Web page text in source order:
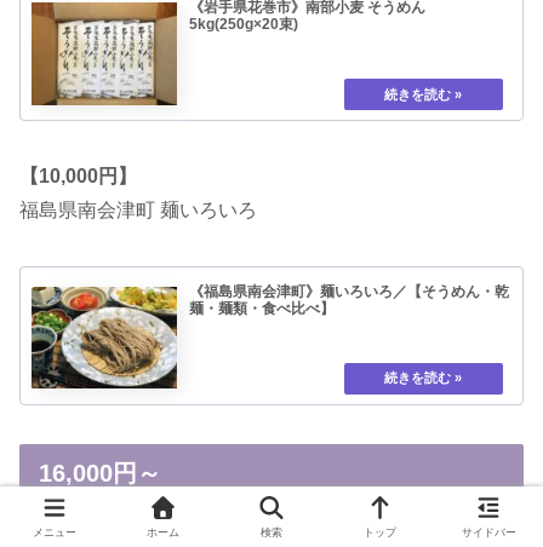
《岩手県花巻市》南部小麦 そうめん
5kg(250g×20束)
【10,000円】
福島県南会津町 麺いろいろ
《福島県南会津町》麺いろいろ／【そうめん・乾
麺・麺類・食べ比べ】
16,000円～
メニュー ホーム 検索 トップ サイドバー